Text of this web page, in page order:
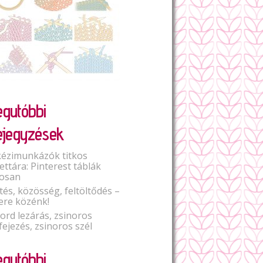
titkos
Pinterest táblák
közösség, feltöltődés –
közénk!
lezárás, zsinoros
zsinoros szél